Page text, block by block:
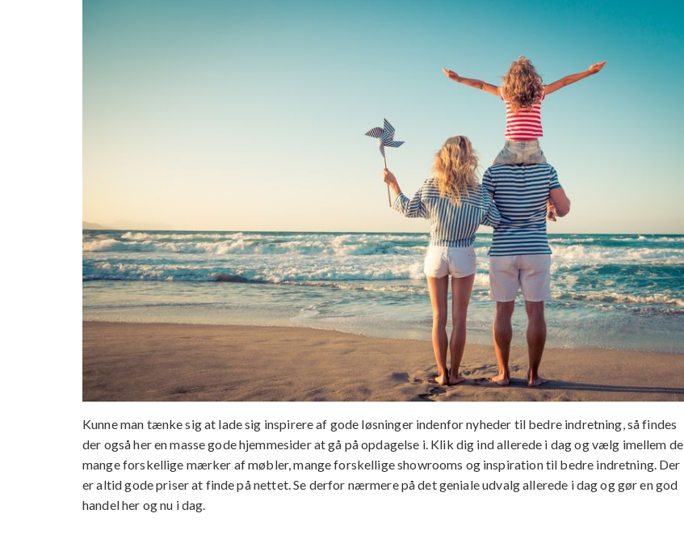
Kunne man tænke sig at lade sig inspirere af gode løsninger indenfor nyheder til bedre indretning, så findes
der også her en masse gode hjemmesider at gå på opdagelse i. Klik dig ind allerede i dag og vælg imellem de
mange forskellige mærker af møbler, mange forskellige showrooms og inspiration til bedre indretning. Der
er altid gode priser at finde på nettet. Se derfor nærmere på det geniale udvalg allerede i dag og gør en god
handel her og nu i dag.